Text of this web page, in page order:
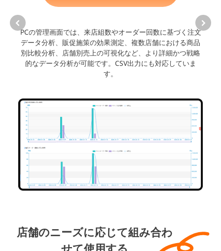
PCの管理画面では、来店組数やオーダー回数に基づく注文
データ分析、販促施策の効果測定、複数店舗における商品
別比較分析、店舗別売上の可視化など、より詳細かつ戦略
的なデータ分析が可能です。CSV出力にも対応していま
す。
会計機能
本部管理
店舗のニーズに応じて組み合わ
せて使用する